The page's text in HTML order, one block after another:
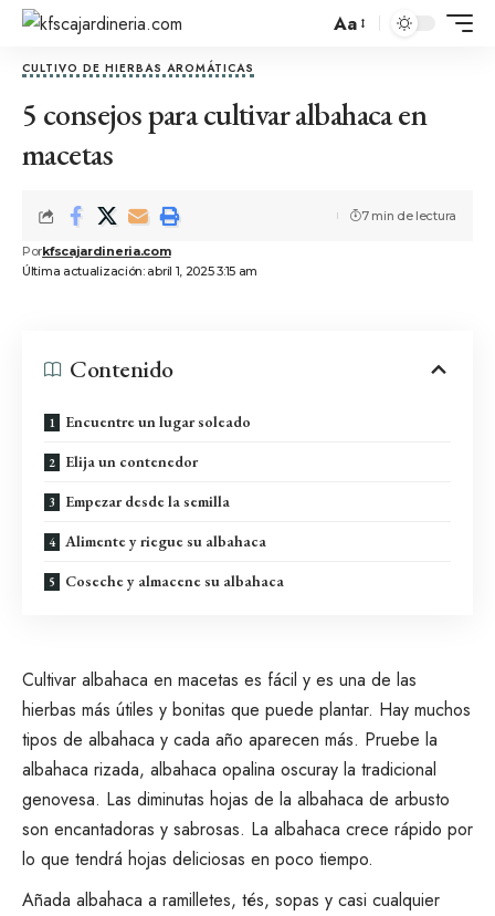
Aa
CULTIVO DE HIERBAS AROMÁTICAS
5 consejos para cultivar albahaca en
macetas
Última actualización: abril 1, 2025 3:15 am
Porkfscajardineria.com
7 min de lectura
Contenido
Encuentre un lugar soleado
Elija un contenedor
Empezar desde la semilla
Alimente y riegue su albahaca
Coseche y almacene su albahaca
Cultivar albahaca en macetas es fácil y es una de las
hierbas más útiles y bonitas que puede plantar. Hay muchos
tipos de albahaca y cada año aparecen más. Pruebe la
albahaca rizada, albahaca opalina oscuray la tradicional
genovesa. Las diminutas hojas de la albahaca de arbusto
son encantadoras y sabrosas. La albahaca crece rápido por
lo que tendrá hojas deliciosas en poco tiempo.
Añada albahaca a ramilletes, tés, sopas y casi cualquier